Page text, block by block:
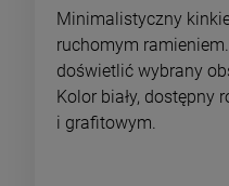
Minimalistyczny
ruchomym
doświetlić wybrany
Kolor biały, dostępny
i grafitowym.